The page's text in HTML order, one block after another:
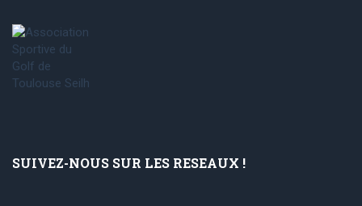
SUIVEZ-NOUS SUR LES RESEAUX !